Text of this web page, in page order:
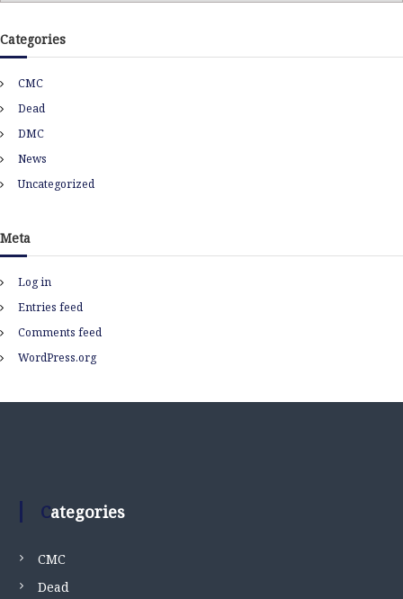
h
e
s
Categories
CMC
Dead
DMC
News
Uncategorized
Meta
Log in
Entries feed
Comments feed
WordPress.org
Categories
CMC
Dead